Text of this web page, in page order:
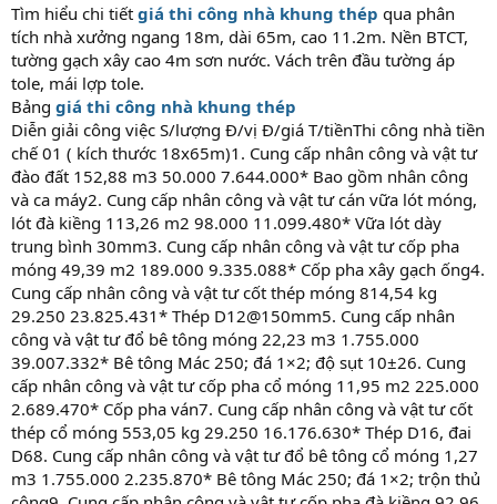
Tìm hiểu chi tiết giá thi công nhà khung thép qua phân
tích nhà xưởng ngang 18m, dài 65m, cao 11.2m. Nền BTCT,
tường gạch xây cao 4m sơn nước. Vách trên đầu tường áp
tole, mái lợp tole.
Bảng giá thi công nhà khung thép
Diễn giải công việc S/lượng Đ/vị Đ/giá T/tiềnThi công nhà tiền
chế 01 ( kích thước 18x65m)1. Cung cấp nhân công và vật tư
đào đất 152,88 m3 50.000 7.644.000* Bao gồm nhân công
và ca máy2. Cung cấp nhân công và vật tư cán vữa lót móng,
lót đà kiềng 113,26 m2 98.000 11.099.480* Vữa lót dày
trung bình 30mm3. Cung cấp nhân công và vật tư cốp pha
móng 49,39 m2 189.000 9.335.088* Cốp pha xây gạch ống4.
Cung cấp nhân công và vật tư cốt thép móng 814,54 kg
29.250 23.825.431* Thép D12@150mm5. Cung cấp nhân
công và vật tư đổ bê tông móng 22,23 m3 1.755.000
39.007.332* Bê tông Mác 250; đá 1×2; độ sụt 10±26. Cung
cấp nhân công và vật tư cốp pha cổ móng 11,95 m2 225.000
2.689.470* Cốp pha ván7. Cung cấp nhân công và vật tư cốt
thép cổ móng 553,05 kg 29.250 16.176.630* Thép D16, đai
D68. Cung cấp nhân công và vật tư đổ bê tông cổ móng 1,27
m3 1.755.000 2.235.870* Bê tông Mác 250; đá 1×2; trộn thủ